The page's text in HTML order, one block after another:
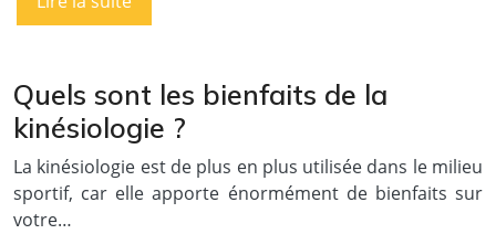
Quels sont les bienfaits de la
kinésiologie ?
La kinésiologie est de plus en plus utilisée dans le milieu
sportif, car elle apporte énormément de bienfaits sur
votre…